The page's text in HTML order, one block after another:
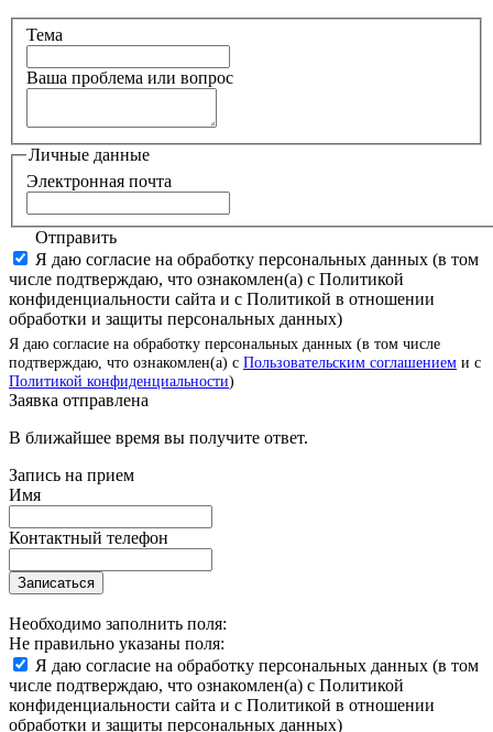
Тема
Ваша проблема или вопрос
Личные данные
Электронная почта
Отправить
Я даю согласие на обработку персональных данных (в том
числе подтверждаю, что ознакомлен(а) с Политикой
конфиденциальности сайта и с Политикой в отношении
обработки и защиты персональных данных)
Я даю согласие на обработку персональных данных (в том числе
подтверждаю, что ознакомлен(а) с Пользовательским соглашением и с
Политикой конфиденциальности)
Заявка отправлена
В ближайшее время вы получите ответ.
Запись на прием
Имя
Контактный телефон
Записаться
Необходимо заполнить поля:
Не правильно указаны поля:
Я даю согласие на обработку персональных данных (в том
числе подтверждаю, что ознакомлен(а) с Политикой
конфиденциальности сайта и с Политикой в отношении
обработки и защиты персональных данных)